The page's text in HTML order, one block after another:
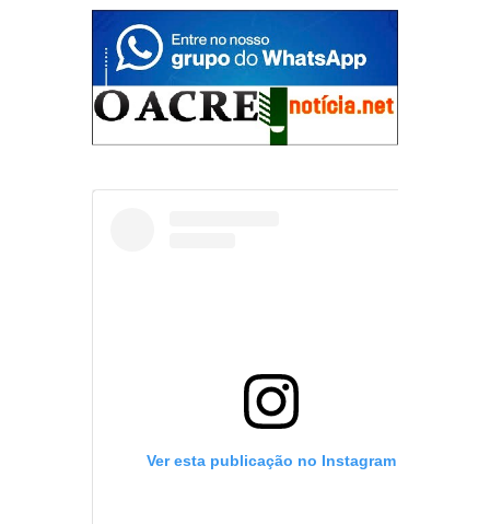
Ver esta publicação no Instagram